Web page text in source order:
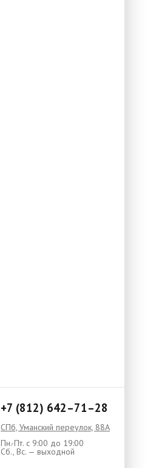
+7 (812) 642–71–28
СПб, Уманский переулок, 88А
Пн.-Пт. с 9:00 до 19:00
Сб., Вс. — выходной